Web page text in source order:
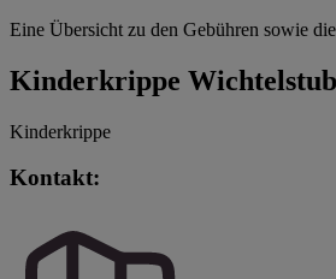
Eine Übersicht zu den Gebühren sowie
Kinderkrippe
Kinderkrippe
Kontakt: